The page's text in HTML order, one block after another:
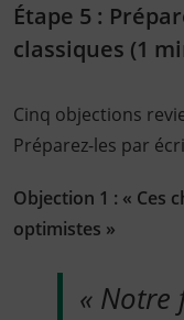
Étape 5 :
classiques (1
Cinq objections
Préparez-les par
Objection 1 : « Ces
optimistes »
« Notre